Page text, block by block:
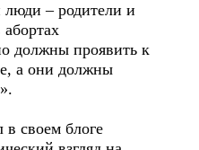
люди – родители и
должны проявить к
а они должны
своем блоге